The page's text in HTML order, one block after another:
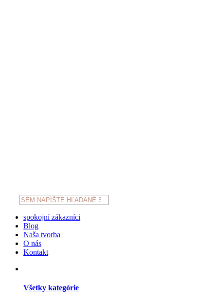
Products
search
spokojní zákazníci
Blog
Naša tvorba
O nás
Kontakt
Všetky kategórie